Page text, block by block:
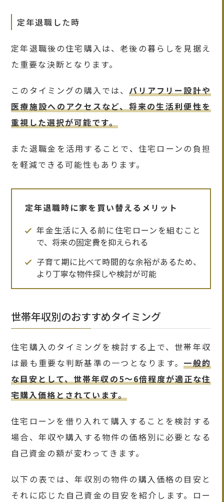
定年退職した時
定年退職後の住宅購入は、老後の暮らしを見据え
た重要な決断となります。
このタイミングの購入では、バリアフリー設計や
医療施設へのアクセスなど、将来の生活利便性を
重視した選択が可能です。
また退職金を活用することで、住宅ローンの負担
を軽減できる可能性もあります。
定年退職時に家を買い替えるメリット
年金生活に入る前に住宅ローンを組むこと
で、将来の固定費を抑えられる
子育て期に比べて時間的な余裕があるため、
より丁寧な物件探しや検討が可能
世帯年収別のおすすめタイミング
住宅購入のタイミングを検討する上で、世帯年収
は最も重要な判断基準の一つとなります。一般的
な目安として、世帯年収の5～6倍程度が適正な住
宅購入価格とされています。
住宅ローンを借り入れて購入することを検討する
場合、年収や購入する物件の価格別に必要となる
自己資金の額が変わってきます。
以下の表では、年収別の物件の購入価格の目安と
それに応じた自己資金の目安を紹介します。ロー